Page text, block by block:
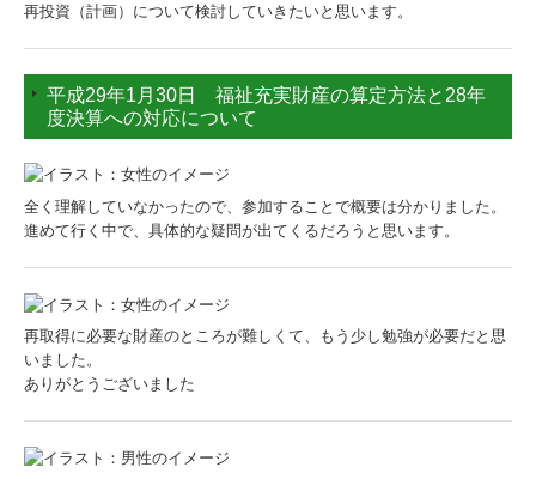
再投資（計画）について検討していきたいと思います。
平成29年1月30日 福祉充実財産の算定方法と28年
度決算への対応について
全く理解していなかったので、参加することで概要は分かりました。
進めて行く中で、具体的な疑問が出てくるだろうと思います。
再取得に必要な財産のところが難しくて、もう少し勉強が必要だと思
いました。
ありがとうございました